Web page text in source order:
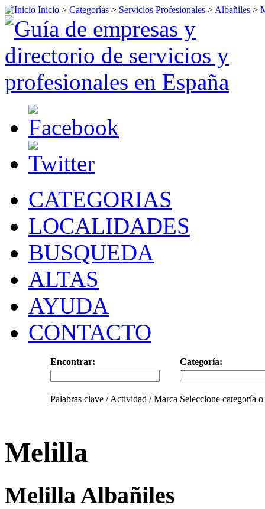
Inicio > Categorías > Servicios Profesionales > Albañiles >
CATEGORIAS
LOCALIDADES
BUSQUEDA
ALTAS
AYUDA
CONTACTO
Encontrar: Categoría:
Palabras clave / Actividad / Marca Seleccione categoría
Melilla
Melilla Albañiles